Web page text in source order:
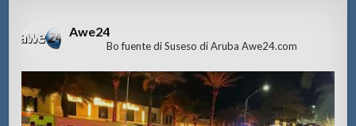
Awe24
Bo fuente di Suseso di Aruba Awe24.com